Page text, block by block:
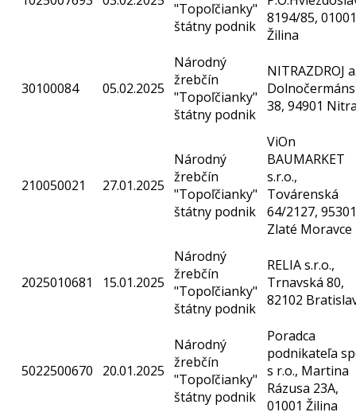
"Topoľčianky"
štátny podnik
8194/85, 01001
Žilina
30100084 05.02.2025
Národný
žrebčín
"Topoľčianky"
štátny podnik
NITRAZDROJ
38, 94901
210050021 27.01.2025
Národný
žrebčín
"Topoľčianky"
štátny podnik
ViOn
BAUMARKET
s.r.o.,
Továrenská
64/2127, 95301
Zlaté Moravce
2025010681 15.01.2025
Národný
žrebčín
"Topoľčianky"
štátny podnik
RELIA s.r.o.,
Trnavská 80,
82102
5022500670 20.01.2025
Národný
žrebčín
"Topoľčianky"
štátny podnik
Poradca
podnikateľa
s r.o., Martina
Rázusa 23A,
01001 Žilina